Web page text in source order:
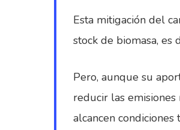
Esta mitigación del
stock de biomasa, es
Pero, aunque su
reducir las
alcancen